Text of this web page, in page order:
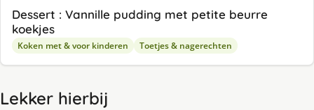
Dessert : Vannille pudding met petite beurre
koekjes
Koken met & voor kinderen Toetjes & nagerechten
Lekker hierbij